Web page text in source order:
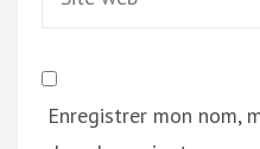
Enregistrer mon nom,